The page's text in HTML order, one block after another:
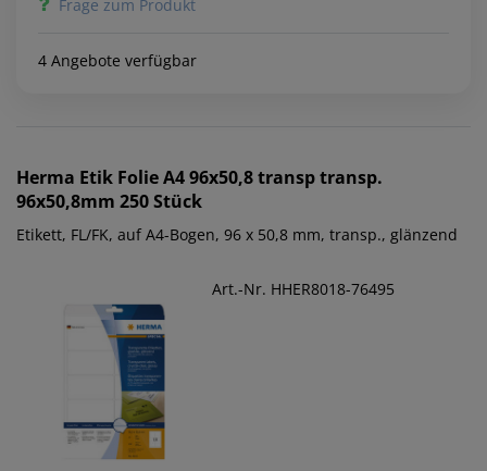
Frage zum Produkt
4 Angebote verfügbar
Herma Etik Folie A4 96x50,8 transp transp.
96x50,8mm 250 Stück
Etikett, FL/FK, auf A4-Bogen, 96 x 50,8 mm, transp., glänzend
Art.-Nr. HHER8018-76495